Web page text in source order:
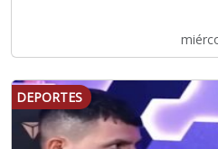
DEPORTES